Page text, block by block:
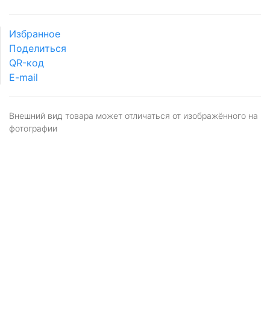
Избранное
Поделиться
QR-код
E-mail
Внешний вид товара может отличаться от изображённого на
фотографии